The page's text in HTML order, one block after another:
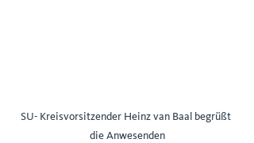
SU- Kreisvorsitzender Heinz van Baal begrüßt
die Anwesenden